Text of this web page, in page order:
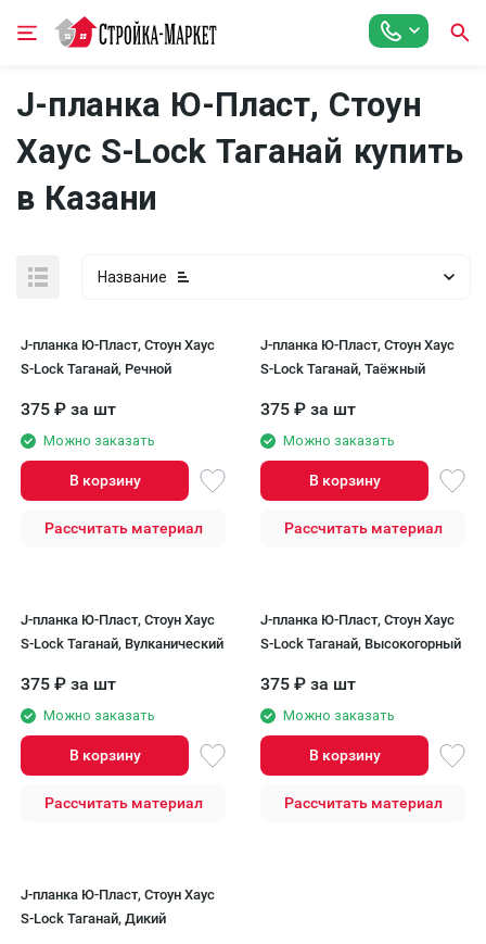
J-планка Ю-Пласт, Стоун
Хаус S-Lock Таганай купить
в Казани
Название
J-планка Ю-Пласт, Стоун Хаус
S-Lock Таганай, Речной
375 ₽ за шт
Можно заказать
В корзину
Рассчитать материал
J-планка Ю-Пласт, Стоун Хаус
S-Lock Таганай, Таёжный
375 ₽ за шт
Можно заказать
В корзину
Рассчитать материал
J-планка Ю-Пласт, Стоун Хаус
S-Lock Таганай, Вулканический
375 ₽ за шт
Можно заказать
В корзину
Рассчитать материал
J-планка Ю-Пласт, Стоун Хаус
S-Lock Таганай, Высокогорный
375 ₽ за шт
Можно заказать
В корзину
Рассчитать материал
J-планка Ю-Пласт, Стоун Хаус
S-Lock Таганай, Дикий